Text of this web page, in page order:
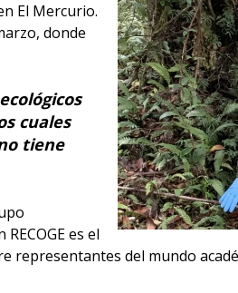
El Mercurio.
donde
cuales
tiene
es el
representantes del mundo